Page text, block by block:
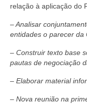
relação à aplicação do
– Analisar
entidades o parecer da
– Construir texto base
pautas de negociação
– Elaborar material
– Nova reunião na